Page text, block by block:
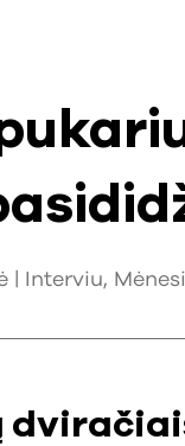
| Interviu,